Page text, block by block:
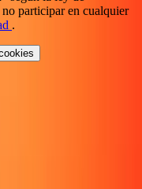
participar en cualquier
.